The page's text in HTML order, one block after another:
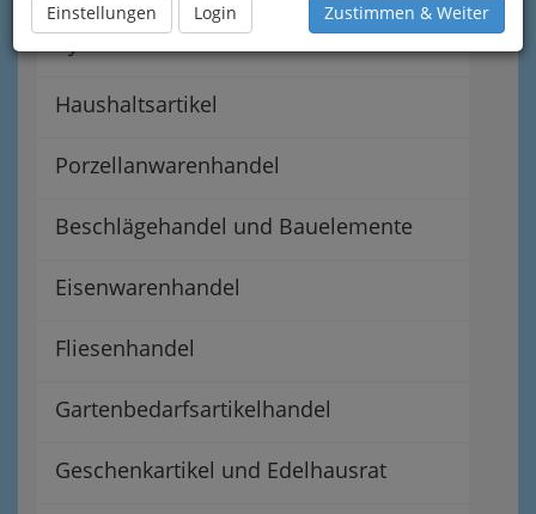
Einstellungen Login Zustimmen & Weiter
Pyrotechnikhandel
Haushaltsartikel
Porzellanwarenhandel
Beschlägehandel und Bauelemente
Eisenwarenhandel
Fliesenhandel
Gartenbedarfsartikelhandel
Geschenkartikel und Edelhausrat